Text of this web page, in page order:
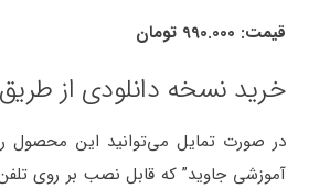
قیمت: 990.000 تومان
خرید نسخه دانلودی از
در صورت تمایل می‌توانید این محصول
آموزشی جاوید” که قابل نصب بر روی